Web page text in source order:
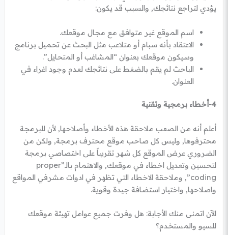
يؤدي لتراجع نتائجك, والسبب قد يكون:
اسم الموقع غير متوافق مع مجال موقعك.
الاعتقاد بأنه سبام أو متلاعب مثل البحث عن تحميل برنامج
وسيكون موقعك بعنوان “المشاغب أو المتحايل”.
الباحث لم يقم بالضغط على نتائجك لعدم وجود اغراء في
العنوان.
4-أخطاء برمجية وتقنية
أعلم أنه من الصعب ملاحقة هذه الأخطاء وأصلاحها, لأن للبرمجة
محترفوها, وليس كل صاحب موقع محترف برمجة, ولكن من
الضروري عرض الموقع كل شهر تقريباً على اختصاصي برمجة
لتحسين وتعديل اخطاء في موقعك, والاهتمام بالـ”proper
coding”, وملاحقة الاخطاء التي تظهر في ادوات مشرفي المواقع
واصلاحها, واختيار استضافة جيدة وقوية.
الآن اتمنى منك الأجابة: هل وفرت جميع عوامل تهيئة موقعك
للسيو والمستخدم؟